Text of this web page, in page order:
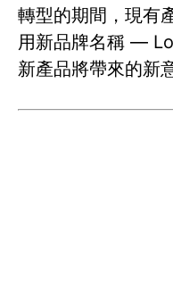
轉型的期間，現有
用新品牌名稱 —
新產品將帶來的新